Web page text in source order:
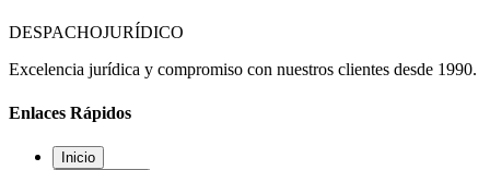
DESPACHOJURÍDICO
Excelencia jurídica y compromiso con nuestros clientes desde 1990.
Enlaces Rápidos
Inicio